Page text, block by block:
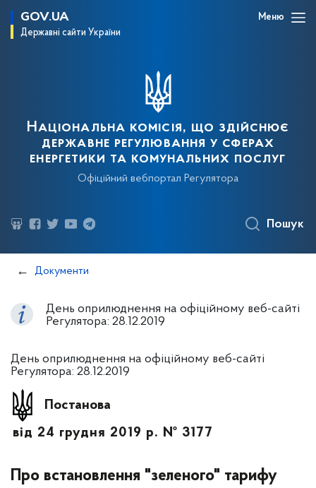
GOV.UA
Державні сайти України
Меню
Національна комісія, що здійснює
державне регулювання у сферах
енергетики та комунальних послуг
Офіційний вебпортал Регулятора
Пошук
Документи
День оприлюднення на офіційному веб-сайті
Регулятора: 28.12.2019
День оприлюднення на офіційному веб-сайті
Регулятора: 28.12.2019
Постанова
від 24 грудня 2019 р. № 3177
Про встановлення "зеленого" тарифу